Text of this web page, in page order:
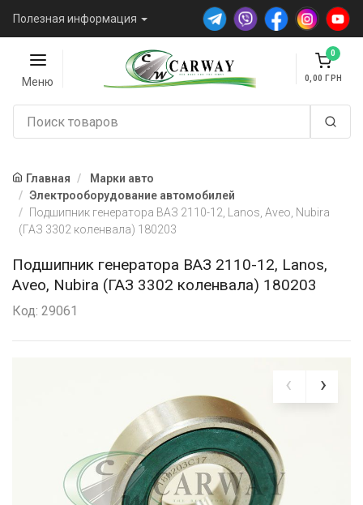
Полезная информация
Меню
0
0,00
Главная
Марки авто
Электрооборудование автомобилей
Подшипник генератора ВАЗ 2110-12, Lanos, Aveo, Nubira
(ГАЗ 3302 коленвала) 180203
Подшипник генератора ВАЗ 2110-12, Lanos,
Aveo, Nubira (ГАЗ 3302 коленвала) 180203
Код: 29061